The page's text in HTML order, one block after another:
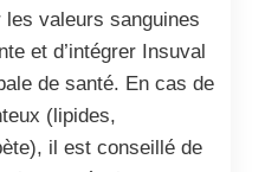
les valeurs sanguines
et d’intégrer Insuval
de santé. En cas de
(lipides,
il est conseillé de